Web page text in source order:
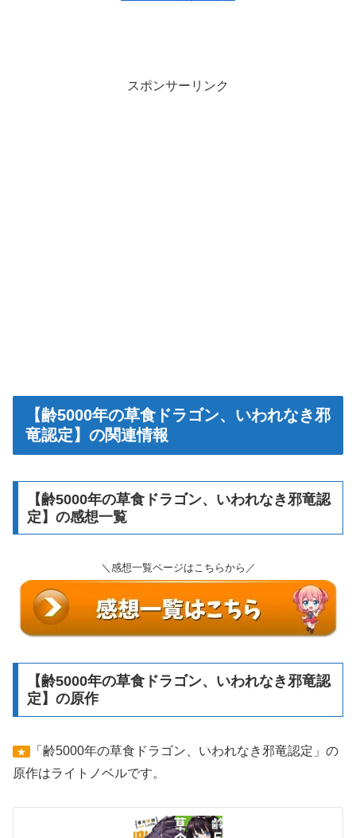
スポンサーリンク
【齢5000年の草食ドラゴン、いわれなき邪
竜認定】の関連情報
【齢5000年の草食ドラゴン、いわれなき邪竜認
定】の感想一覧
＼感想一覧ページはこちらから／
【齢5000年の草食ドラゴン、いわれなき邪竜認
定】の原作
★
「齢5000年の草食ドラゴン、いわれなき邪竜認定」の
原作はライトノベルです。